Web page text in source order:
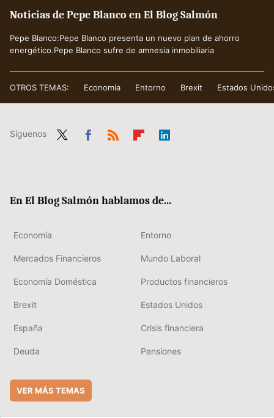
Noticias de Pepe Blanco en El Blog Salmón
Pepe Blanco:Pepe Blanco presenta un nuevo plan de ahorro
energético.Pepe Blanco sufre de amnesia inmobiliaria
OTROS TEMAS: Economía Entorno Brexit Estados
Síguenos
En El Blog Salmón hablamos de...
Economía Entorno
Mercados Financieros Mundo Laboral
Economía Doméstica Productos financieros
Brexit Estados Unidos
España Crisis financiera
Deuda Pensiones
VER MÁS TEMAS